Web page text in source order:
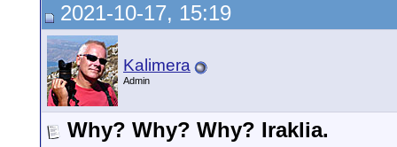
2021-10-17, 15:19
Kalimera
Admin
Why? Why? Why? Iraklia.